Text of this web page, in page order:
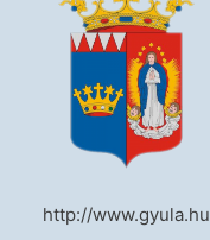
http://www.gyula.hu